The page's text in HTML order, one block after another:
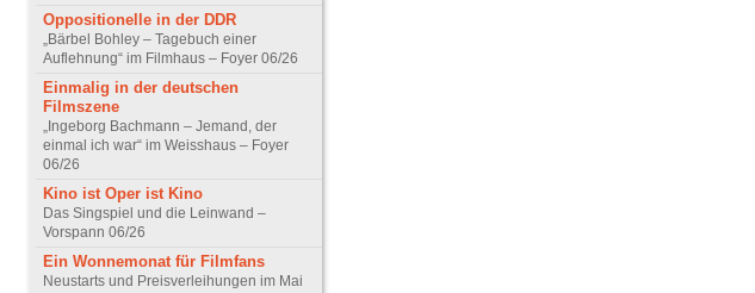
Oppositionelle in der DDR
„Bärbel Bohley – Tagebuch einer
Auflehnung“ im Filmhaus – Foyer 06/26
Einmalig in der deutschen
Filmszene
„Ingeborg Bachmann – Jemand, der
einmal ich war“ im Weisshaus – Foyer
06/26
Kino ist Oper ist Kino
Das Singspiel und die Leinwand –
Vorspann 06/26
Ein Wonnemonat für Filmfans
Neustarts und Preisverleihungen im Mai